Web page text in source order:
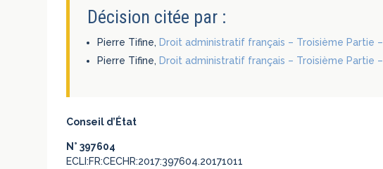
Décision citée par :
Pierre Tifine, Droit administratif français – Troisième Partie
Pierre Tifine, Droit administratif français – Troisième Partie
Conseil d’État
N° 397604
ECLI:FR:CECHR:2017:397604.20171011